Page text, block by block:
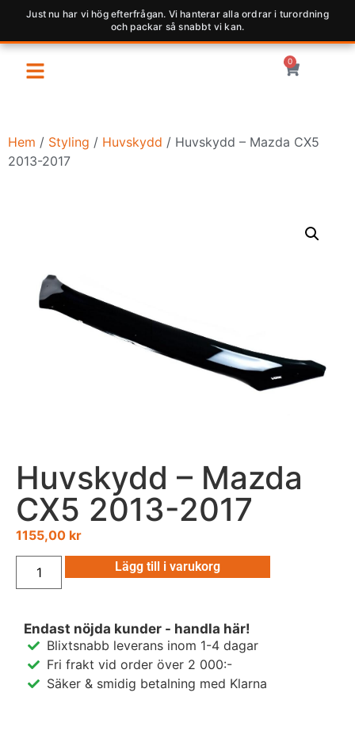
Just nu har vi hög efterfrågan. Vi hanterar alla ordrar i turordning
och packar så snabbt vi kan.
0
Hem / Styling / Huvskydd / Huvskydd – Mazda CX5
2013-2017
Huvskydd – Mazda
CX5 2013-2017
1155,00 kr
Lägg till i varukorg
Endast nöjda kunder - handla här!
Blixtsnabb leverans inom 1-4 dagar
Fri frakt vid order över 2 000:-
Säker & smidig betalning med Klarna